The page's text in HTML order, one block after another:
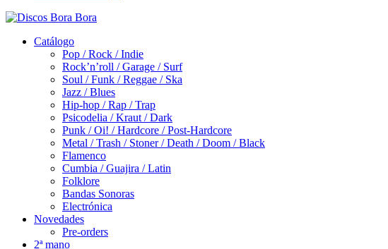
Catálogo
Pop / Rock / Indie
Rock’n’roll / Garage / Surf
Soul / Funk / Reggae / Ska
Jazz / Blues
Hip-hop / Rap / Trap
Psicodelia / Kraut / Dark
Punk / Oi! / Hardcore / Post-Hardcore
Metal / Trash / Stoner / Death / Doom / Black
Flamenco
Cumbia / Guajira / Latin
Folklore
Bandas Sonoras
Electrónica
Novedades
Pre-orders
2ª mano